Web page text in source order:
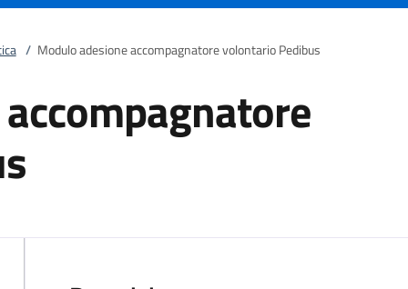
/ Modulo adesione accompagnatore volontario Pedibus